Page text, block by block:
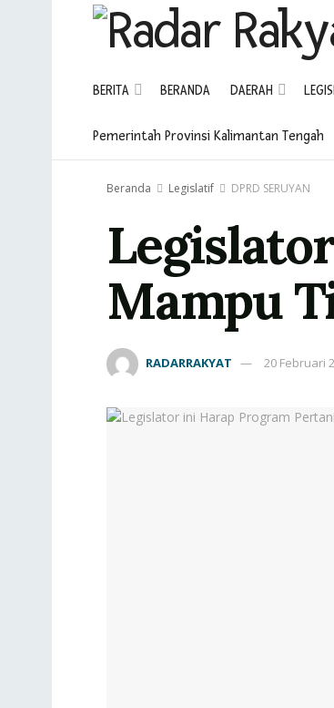
BERITA BERANDA DAERAH
Pemerintah Provinsi Kalimantan Tengah
Beranda Legislatif DPRD SERUYAN
Mampu
RADARRAKYAT 20 Februari